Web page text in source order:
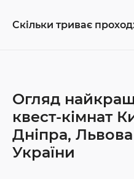
Скільки триває
Огляд
квест-кімнат
Дніпра,
України